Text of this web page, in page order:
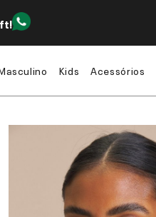
Kids Acessórios